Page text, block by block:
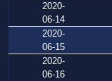
2020-
06-14
2020-
06-15
2020-
06-16